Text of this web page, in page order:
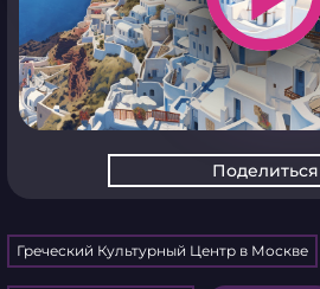
Поделиться
Греческий Культурный Центр в Москве